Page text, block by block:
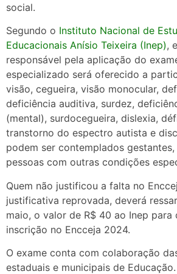
social.
Segundo o Instituto Nacional de
Educacionais Anísio Teixeira (Inep),
responsável pela aplicação do
especializado será oferecido a
visão, cegueira, visão monocular,
deficiência auditiva, surdez,
(mental), surdocegueira, dislexia,
transtorno do espectro autista e
podem ser contemplados
pessoas com outras condições
Quem não justificou a falta no
justificativa reprovada, deverá
maio, o valor de R$ 40 ao Inep para
inscrição no Encceja 2024.
O exame conta com colaboração
estaduais e municipais de